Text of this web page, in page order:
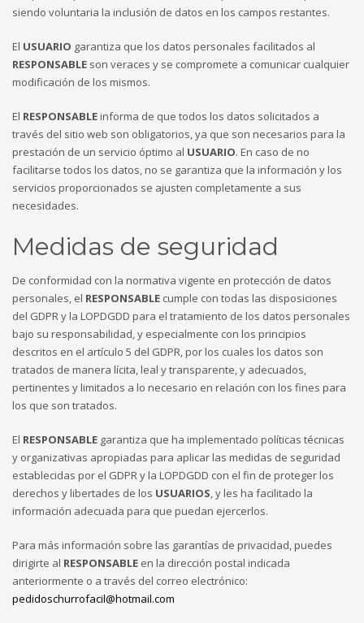
siendo voluntaria la inclusión de datos en los campos restantes.
El USUARIO garantiza que los datos personales facilitados al
RESPONSABLE son veraces y se compromete a comunicar cualquier
modificación de los mismos.
El RESPONSABLEinforma de que todos los datos solicitados a
través del sitio web son obligatorios, ya que son necesarios para la
prestación de un servicio óptimo al USUARIO. En caso de no
facilitarse todos los datos, no se garantiza que la información y los
servicios proporcionados se ajusten completamente a sus
necesidades.
Medidas de seguridad
De conformidad con la normativa vigente en protección de datos
personales, el RESPONSABLE cumple con todas las disposiciones
del GDPR y la LOPDGDD para el tratamiento de los datos personales
bajo su responsabilidad, y especialmente con los principios
descritos en el artículo 5 del GDPR, por los cuales los datos son
tratados de manera lícita, leal y transparente, y adecuados,
pertinentes y limitados a lo necesario en relación con los fines para
los que son tratados.
El RESPONSABLE garantiza que ha implementado políticas técnicas
y organizativas apropiadas para aplicar las medidas de seguridad
establecidas por el GDPR y la LOPDGDD con el fin de proteger los
derechos y libertades de los USUARIOS, y les ha facilitado la
información adecuada para que puedan ejercerlos.
Para más información sobre las garantías de privacidad, puedes
dirigirte al RESPONSABLE en la dirección postal indicada
anteriormente o a través del correo electrónico:
pedidoschurrofacil@hotmail.com